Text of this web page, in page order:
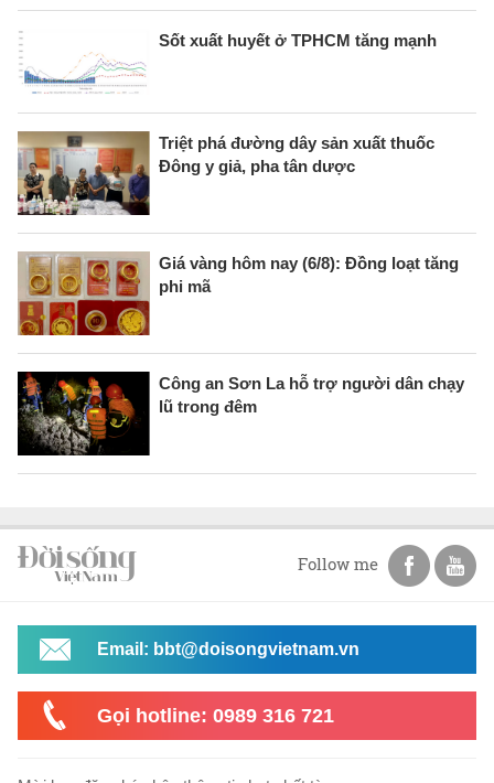
Sốt xuất huyết ở TPHCM tăng mạnh
Triệt phá đường dây sản xuất thuốc
Đông y giả, pha tân dược
Giá vàng hôm nay (6/8): Đồng loạt tăng
phi mã
Công an Sơn La hỗ trợ người dân chạy
lũ trong đêm
Follow me
Email: bbt@doisongvietnam.vn
Gọi hotline: 0989 316 721